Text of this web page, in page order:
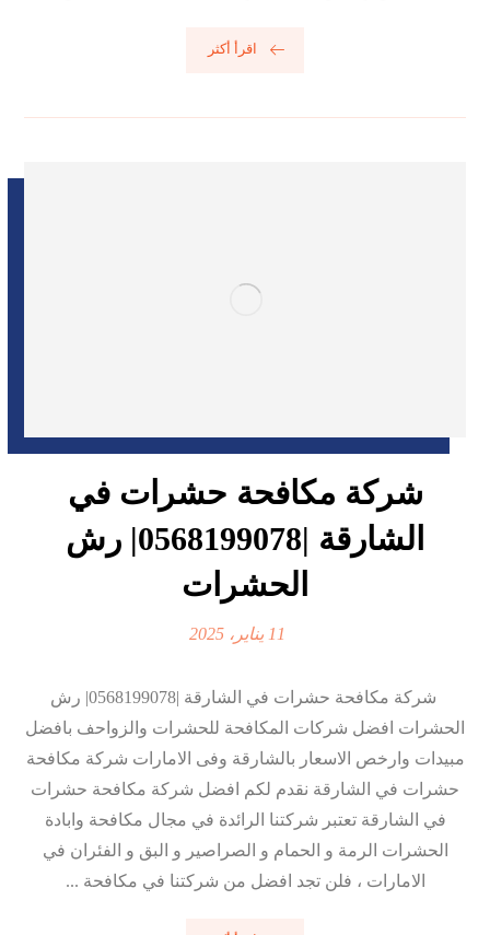
اقرأ أكثر
شركة مكافحة حشرات في
الشارقة |0568199078| رش
الحشرات
11 يناير، 2025
شركة مكافحة حشرات في الشارقة |0568199078| رش
الحشرات افضل شركات المكافحة للحشرات والزواحف بافضل
مبيدات وارخص الاسعار بالشارقة وفى الامارات شركة مكافحة
حشرات في الشارقة نقدم لكم افضل شركة مكافحة حشرات
في الشارقة تعتبر شركتنا الرائدة في مجال مكافحة وابادة
الحشرات الرمة و الحمام و الصراصير و البق و الفئران في
الامارات ، فلن تجد افضل من شركتنا في مكافحة ...